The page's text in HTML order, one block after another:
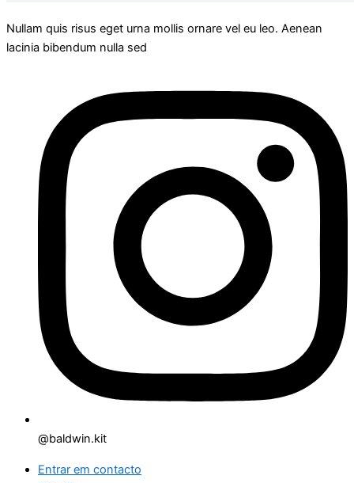
Nullam quis risus eget urna mollis ornare vel eu leo. Aenean
lacinia bibendum nulla sed
@baldwin.kit
Entrar em contacto